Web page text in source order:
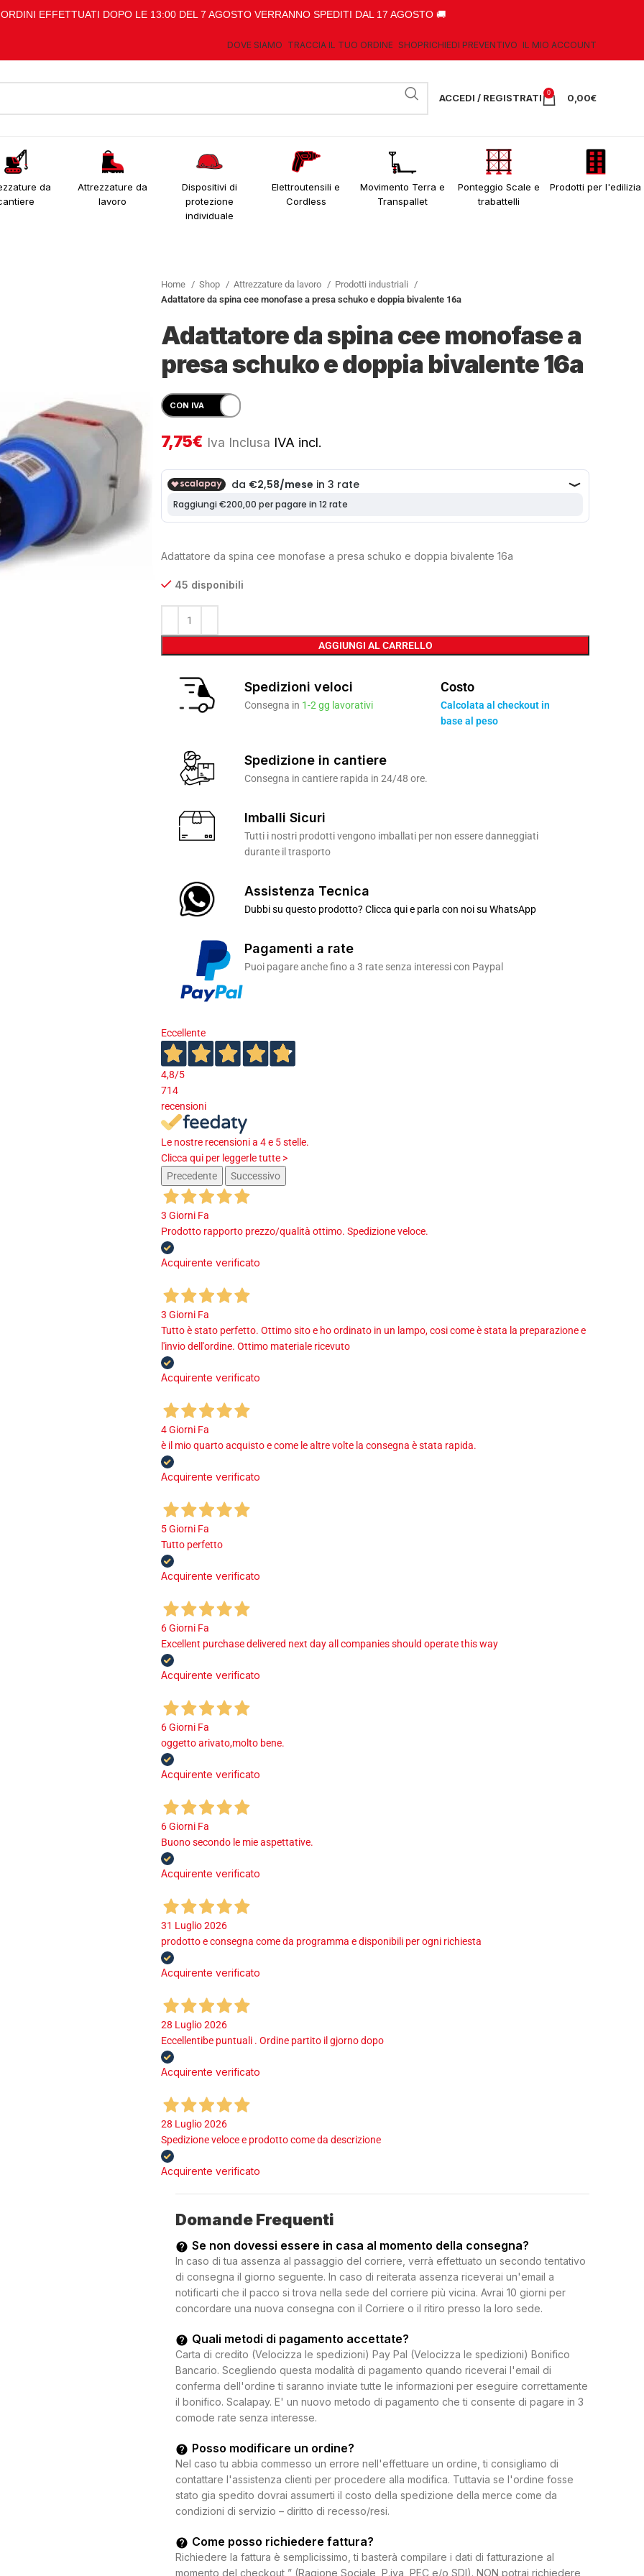
EFFETTUATI DOPO LE 13:00 DEL 7 AGOSTO VERRANNO SPEDITI DAL 17 AGOSTO 🚚
DOVE SIAMO TRACCIA IL TUO ORDINE SHOPRICHIEDI PREVENTIVO IL MIO ACCOUNT
ACCEDI / REGISTRATI 0 0,00€
da
Attrezzature da
lavoro
Dispositivi di
protezione
individuale
Elettroutensili e
Cordless
Movimento Terra e
Transpallet
Ponteggio Scale e
trabattelli
Prodotti per l'edilizia
Home Shop Attrezzature da lavoro
Prodotti industriali
Adattatore da spina cee monofase a presa schuko e doppia bivalente 16a
Adattatore da spina cee monofase a
presa schuko e doppia bivalente 16a
7,75€ Iva Inclusa IVA incl.
Adattatore da spina cee monofase a presa schuko e doppia bivalente 16a
45 disponibili
AGGIUNGI AL CARRELLO
Spedizioni veloci
Consegna in 1-2 gg lavorativi
Costo
Calcolata al checkout in
base al peso
Spedizione in cantiere
Consegna in cantiere rapida in 24/48 ore.
Imballi Sicuri
Tutti i nostri prodotti vengono imballati per non essere danneggiati
durante il trasporto
Assistenza Tecnica
Dubbi su questo prodotto? Clicca qui e parla con noi su WhatsApp
Pagamenti a rate
Puoi pagare anche fino a 3 rate senza interessi con Paypal
Eccellente
4,8/5
714
recensioni
Le nostre recensioni a 4 e 5 stelle.
Clicca qui per leggerle tutte >
Precedente
Successivo
3 Giorni Fa
Prodotto rapporto prezzo/qualità ottimo. Spedizione veloce.
Acquirente verificato
3 Giorni Fa
Tutto è stato perfetto. Ottimo sito e ho ordinato in un lampo, cosi come è stata la preparazione e
l'invio dell'ordine. Ottimo materiale ricevuto
Acquirente verificato
4 Giorni Fa
è il mio quarto acquisto e come le altre volte la consegna è stata rapida.
Acquirente verificato
5 Giorni Fa
Tutto perfetto
Acquirente verificato
6 Giorni Fa
Excellent purchase delivered next day all companies should operate this way
Acquirente verificato
6 Giorni Fa
oggetto arivato,molto bene.
Acquirente verificato
6 Giorni Fa
Buono secondo le mie aspettative.
Acquirente verificato
31 Luglio 2026
prodotto e consegna come da programma e disponibili per ogni richiesta
Acquirente verificato
28 Luglio 2026
Eccellentibe puntuali . Ordine partito il gjorno dopo
Acquirente verificato
28 Luglio 2026
Spedizione veloce e prodotto come da descrizione
Acquirente verificato
Domande Frequenti
Se non dovessi essere in casa al momento della consegna?
In caso di tua assenza al passaggio del corriere, verrà effettuato un secondo tentativo
di consegna il giorno seguente. In caso di reiterata assenza riceverai un'email a
notificarti che il pacco si trova nella sede del corriere più vicina. Avrai 10 giorni per
concordare una nuova consegna con il Corriere o il ritiro presso la loro sede.
Quali metodi di pagamento accettate?
Carta di credito (Velocizza le spedizioni) Pay Pal (Velocizza le spedizioni) Bonifico
Bancario. Scegliendo questa modalità di pagamento quando riceverai l'email di
conferma dell'ordine ti saranno inviate tutte le informazioni per eseguire correttamente
il bonifico. Scalapay. E' un nuovo metodo di pagamento che ti consente di pagare in 3
comode rate senza interesse.
Posso modificare un ordine?
Nel caso tu abbia commesso un errore nell'effettuare un ordine, ti consigliamo di
contattare l'assistenza clienti per procedere alla modifica. Tuttavia se l'ordine fosse
stato gia spedito dovrai assumerti il costo della spedizione della merce come da
condizioni di servizio – diritto di recesso/resi.
Come posso richiedere fattura?
Richiedere la fattura è semplicissimo, ti basterà compilare i dati di fatturazione al
momento del checkout ” (Ragione Sociale, P.iva, PEC e/o SDI). NON potrai richiedere